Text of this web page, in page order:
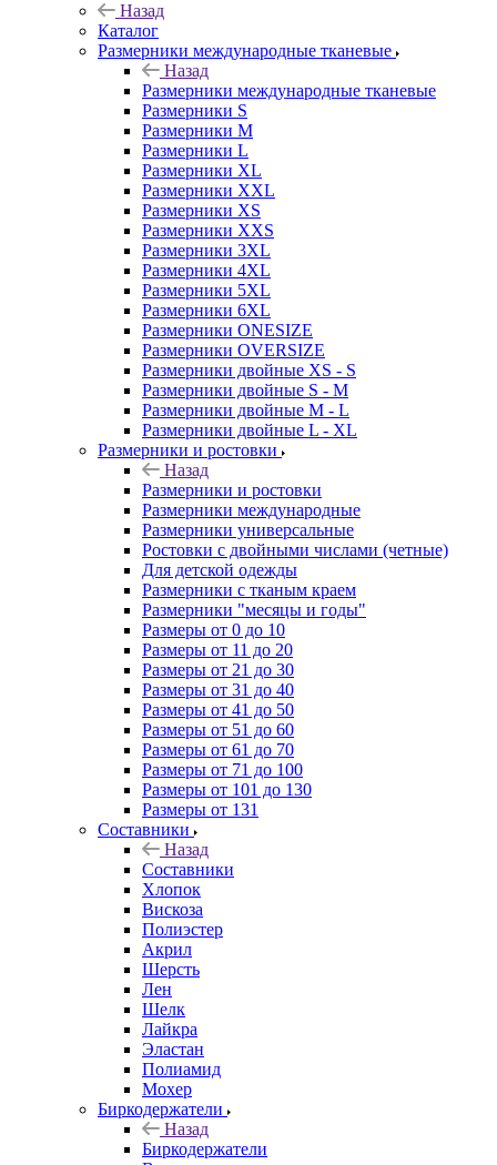
Назад
Каталог
Размерники международные тканевые
Назад
Размерники международные тканевые
Размерники S
Размерники M
Размерники L
Размерники XL
Размерники XXL
Размерники XS
Размерники XXS
Размерники 3XL
Размерники 4XL
Размерники 5XL
Размерники 6XL
Размерники ONESIZE
Размерники OVERSIZE
Размерники двойные XS - S
Размерники двойные S - M
Размерники двойные M - L
Размерники двойные L - XL
Размерники и ростовки
Назад
Размерники и ростовки
Размерники международные
Размерники универсальные
Ростовки с двойными числами (четные)
Для детской одежды
Размерники с тканым краем
Размерники "месяцы и годы"
Размеры от 0 до 10
Размеры от 11 до 20
Размеры от 21 до 30
Размеры от 31 до 40
Размеры от 41 до 50
Размеры от 51 до 60
Размеры от 61 до 70
Размеры от 71 до 100
Размеры от 101 до 130
Размеры от 131
Составники
Назад
Составники
Хлопок
Вискоза
Полиэстер
Акрил
Шерсть
Лен
Шелк
Лайкра
Эластан
Полиамид
Мохер
Биркодержатели
Назад
Биркодержатели